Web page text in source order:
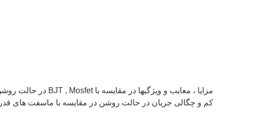
کم و چگالی جریان در حالت روشن در مقایسه با ماسفت های